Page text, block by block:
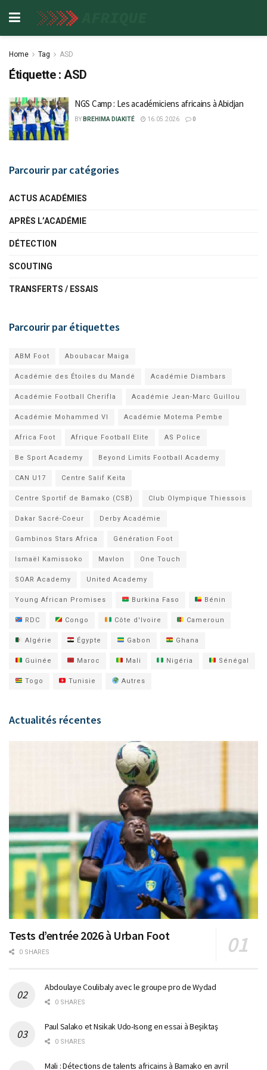
Home Tag ASD
Étiquette :ASD
NGS Camp : Les académiciens africains à Abidjan
BY BREHIMA DIAKITÉ 16.05.2026 0
Parcourir par catégories
ACTUS ACADÉMIES
APRÈS L’ACADÉMIE
DÉTECTION
SCOUTING
TRANSFERTS / ESSAIS
Parcourir par étiquettes
ABM Foot Aboubacar Maiga
Académie des Étoiles du Mandé Académie Diambars
Académie Football Cherifla Académie Jean-Marc Guillou
Académie Mohammed VI Académie Motema Pembe
Africa Foot Afrique Football Elite AS Police
Be Sport Academy Beyond Limits Football Academy
CAN U17 Centre Salif Keita
Centre Sportif de Bamako (CSB) Club Olympique Thiessois
Dakar Sacré-Coeur Derby Académie
Gambinos Stars Africa Génération Foot
Ismaël Kamissoko Mavlon One Touch
SOAR Academy United Academy
Young African Promises Burkina Faso Bénin
RDC Congo Côte d'Ivoire Cameroun
Algérie Égypte Gabon Ghana
Guinée Maroc Mali Nigéria Sénégal
Togo Tunisie Autres
Actualités récentes
Tests d’entrée 2026 à Urban Foot
0 SHARES
Abdoulaye Coulibaly avec le groupe pro de Wydad
0 SHARES
Paul Salako et Nsikak Udo-Isong en essai à Beşiktaş
0 SHARES
Mali : Détections de talents africains à Bamako en avril